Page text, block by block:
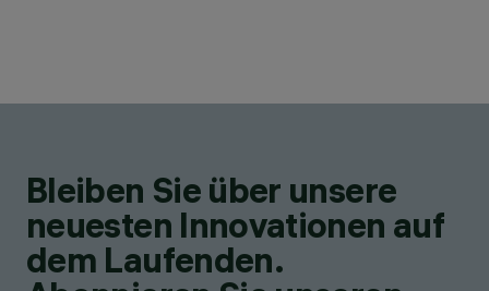
Bleiben Sie über unsere
neuesten Innovationen auf
dem Laufenden.